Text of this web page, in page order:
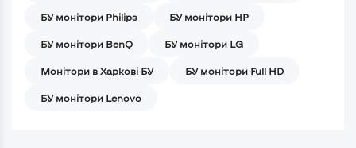
БУ монітори Philips БУ монітори HP
БУ монітори BenQ БУ монітори LG
Монітори в Харкові БУ БУ монітори Full HD
БУ монітори Lenovo